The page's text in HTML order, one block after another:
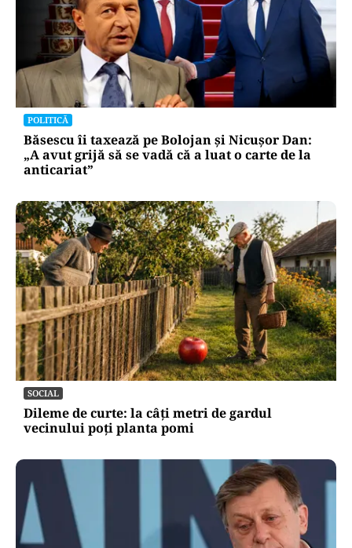
POLITICĂ
Băsescu îi taxează pe Bolojan și Nicușor Dan:
„A avut grijă să se vadă că a luat o carte de la
anticariat”
SOCIAL
Dileme de curte: la câți metri de gardul
vecinului poți planta pomi